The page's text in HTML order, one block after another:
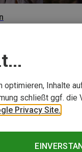
Inhalte
schließt ggf. die
Privacy Site.